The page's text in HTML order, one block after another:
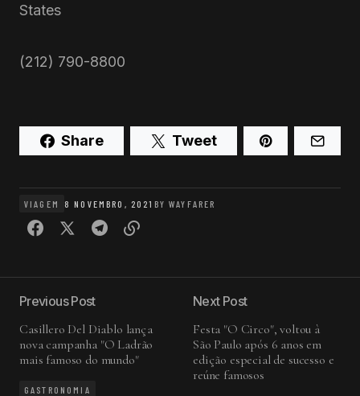
States
(212) 790-8800
Share Tweet
VIAGEM 8 NOVEMBRO, 2021 BY WAYFARER
Previous Post
Casillero Del Diablo lança
nova campanha "O Ladrão
mais famoso do mundo"
GASTRONOMIA
Next Post
Festa "O Circo", voltou à
São Paulo após 6 anos em
edição especial de sucesso e
reúne famosos